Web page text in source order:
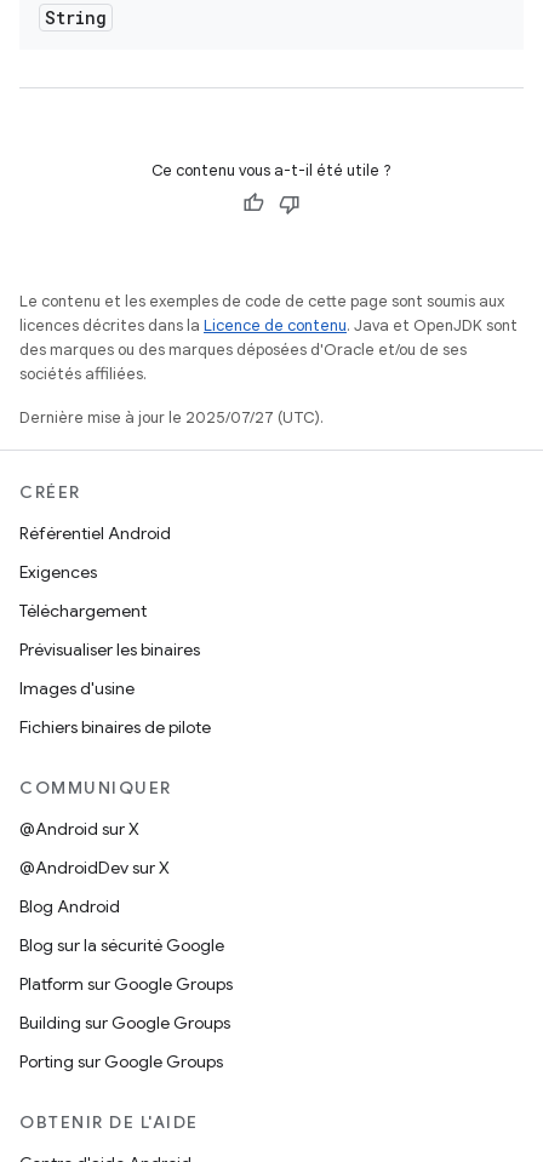
String
Ce contenu vous a-t-il été utile ?
Le contenu et les exemples de code de cette page sont soumis aux
licences décrites dans la Licence de contenu. Java et OpenJDK sont
des marques ou des marques déposées d'Oracle et/ou de ses
sociétés affiliées.
Dernière mise à jour le 2025/07/27 (UTC).
CRÉER
Référentiel Android
Exigences
Téléchargement
Prévisualiser les binaires
Images d'usine
Fichiers binaires de pilote
COMMUNIQUER
@Android sur X
@AndroidDev sur X
Blog Android
Blog sur la sécurité Google
Platform sur Google Groups
Building sur Google Groups
Porting sur Google Groups
OBTENIR DE L'AIDE